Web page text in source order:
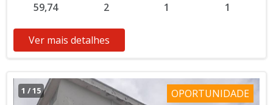
59,74
2
1
1
Ver mais detalhes
1 /15 OPORTUNIDADE